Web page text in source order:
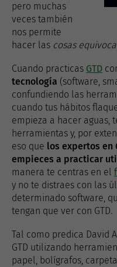
pero muchas
veces también
nos permite
hacer las cosas
Cuando practicas GTD
tecnología (software,
confundiendo las
cuando tus hábitos
empieza a hacer aguas,
herramientas y, por
eso que los expertos en
empieces a practicar
manera te centras en el
y no te distraes con las
determinado software,
tengan que ver con GTD.
Tal como predica David
GTD utilizando
papel, bolígrafos,